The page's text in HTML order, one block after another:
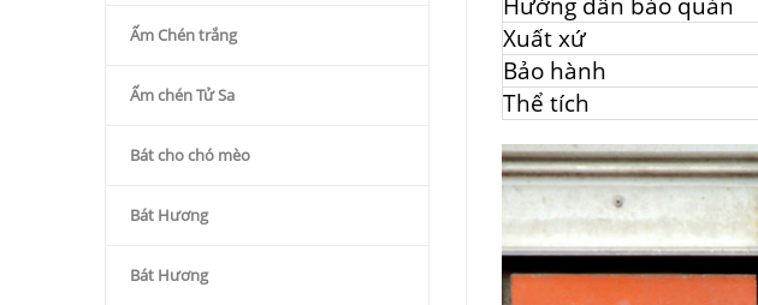
Ấm Chén trắng
Ấm chén Tử Sa
Bát cho chó mèo
Bát Hương
Bát Hương
Xuất xứ
Bảo hành
Thể tích